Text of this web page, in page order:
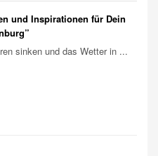
und Inspirationen für Dein
sinken und das Wetter in ...